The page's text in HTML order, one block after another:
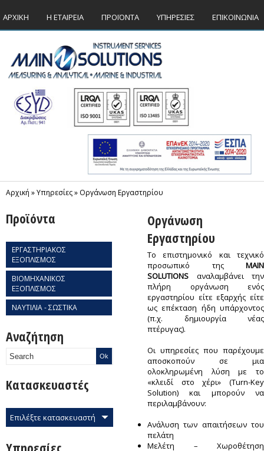
ΑΡΧΙΚΗ Η ΕΤΑΙΡΕΙΑ ΠΡΟΪΟΝΤΑ ΥΠΗΡΕΣΙΕΣ ΕΠΙΚΟΙΝΩΝΙΑ
Αρχική »Υπηρεσίες» Οργάνωση Εργαστηρίου
Προϊόντα
ΕΡΓΑΣΤΗΡΙΑΚΟΣ
ΕΞΟΠΛΙΣΜΟΣ
ΒΙΟΜΗΧΑΝΙΚΟΣ
ΕΞΟΠΛΙΣΜΟΣ
ΝΑΥΤΙΛΙΑ - ΣΩΣΤΙΚΑ
Αναζήτηση
Κατασκευαστές
Επιλέξτε κατασκευαστή
Υπηρεσίες
Οργάνωση
Εργαστηρίου
Το επιστημονικό και τεχνικό
προσωπικό της MAIN
SOLUTIONS αναλαμβάνει την
πλήρη οργάνωση ενός
εργαστηρίου είτε εξαρχής είτε
ως επέκταση ήδη υπάρχοντος
(π.χ. δημιουργία νέας
πτέρυγας).
Οι υπηρεσίες που παρέχουμε
αποσκοπούν σε μια
ολοκληρωμένη λύση με το
«κλειδί στο χέρι» (Turn-Key
Solution) και μπορούν να
περιλαμβάνουν:
Ανάλυση των απαιτήσεων του
πελάτη
Μελέτη – Χωροθέτηση